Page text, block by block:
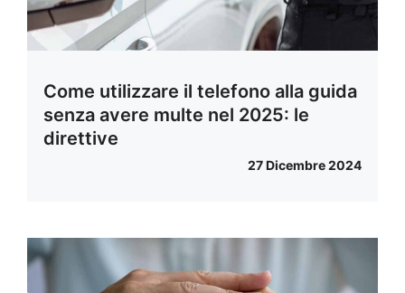
Come utilizzare il telefono alla guida
senza avere multe nel 2025: le
direttive
27 Dicembre 2024